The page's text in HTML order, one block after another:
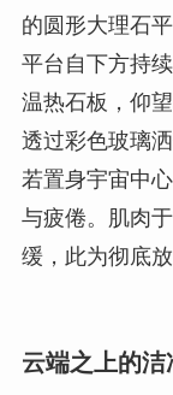
的圆形大理石平
平台自下方持
温热石板，仰
透过彩色玻璃
若置身宇宙中
与疲倦。肌肉
缓，此为彻底
云端之上的